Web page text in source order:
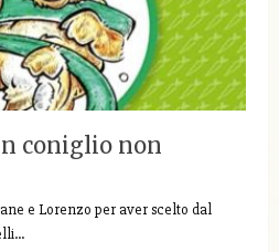
coniglio non
e Lorenzo per aver scelto dal